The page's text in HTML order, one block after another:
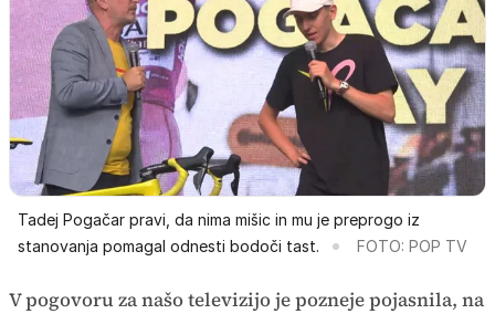
Tadej Pogačar pravi, da nima mišic in mu je preprogo iz
stanovanja pomagal odnesti bodoči tast.
FOTO: POP TV
V pogovoru za našo televizijo je pozneje pojasnila, na